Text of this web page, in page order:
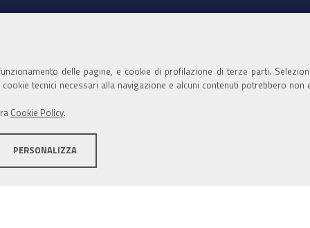
delle pagine, e cookie di profilazione di terze parti.
tecnici necessari alla navigazione e alcuni contenuti potrebbero
Cookie Policy
PERSONALIZZA
Pubblicità Legale